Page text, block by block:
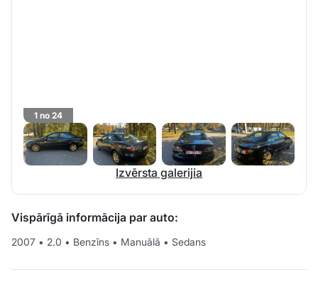
1 no 24
Izvērsta galerijia
Vispārīgā informācija par auto:
2007 • 2.0 • Benzīns • Manuālā • Sedans